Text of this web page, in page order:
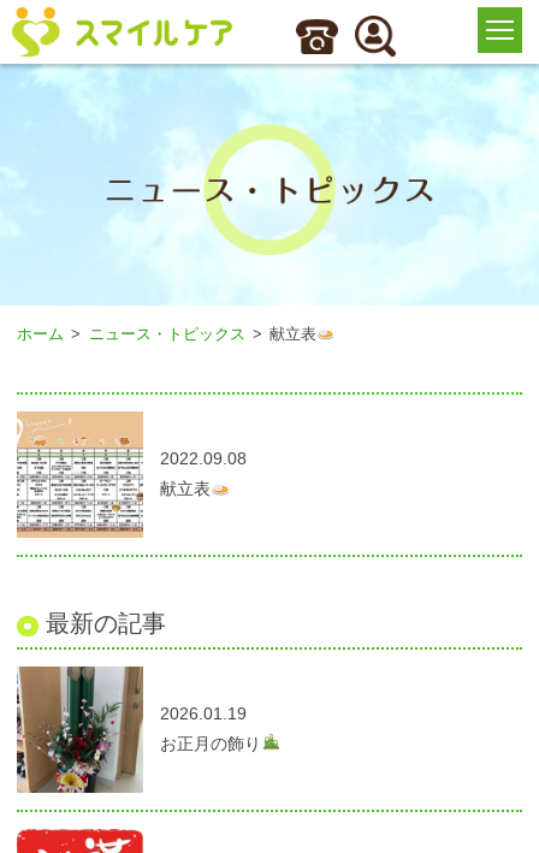
ホーム ニュース・トピックス 献立表
2022.09.08
献立表
最新の記事
2026.01.19
お正月の飾り